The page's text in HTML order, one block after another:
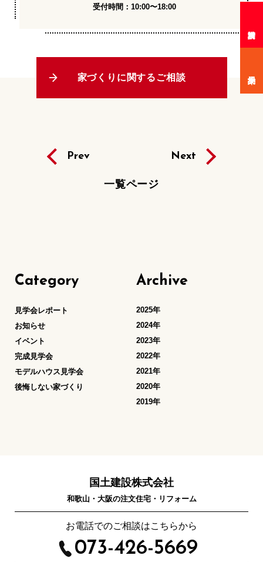
受付時間：10:00〜18:00
家づくりに関するご相談
Prev
一覧ページ
Next
Category
見学会レポート
お知らせ
イベント
完成見学会
モデルハウス見学会
後悔しない家づくり
Archive
2025年
2024年
2023年
2022年
2021年
2020年
2019年
国土建設株式会社
和歌山・大阪の注文住宅・リフォーム
お電話でのご相談はこちらから
073-426-5669